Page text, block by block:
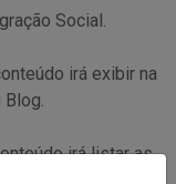
Social.
irá exibir na
irá listar as